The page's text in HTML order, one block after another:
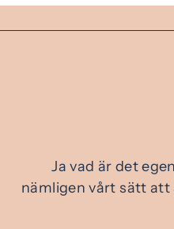
Ja vad är det
nämligen vårt sätt